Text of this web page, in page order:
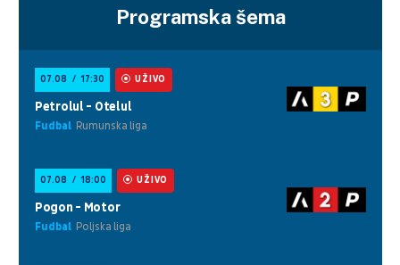
Programska šema